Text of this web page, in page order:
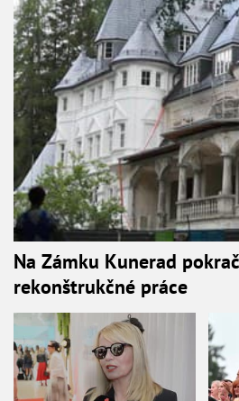
Na Zámku Kunerad
rekonštrukčné práce